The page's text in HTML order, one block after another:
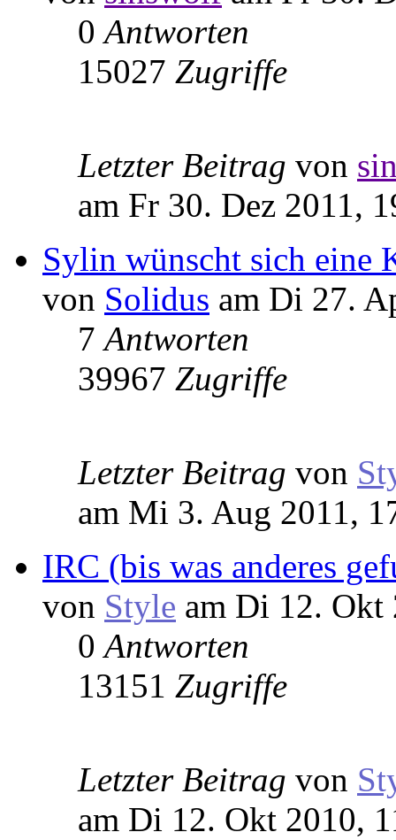
0Antworten
15027 Zugriffe
Letzter Beitrag von
am Fr 30. Dez 2011,
Sylin wünscht sich eine
von Solidus am Di 27.
7Antworten
39967 Zugriffe
Letzter Beitrag von
am Mi 3. Aug 2011,
IRC (bis was anderes
von Style am Di 12. Okt
0Antworten
13151 Zugriffe
Letzter Beitrag von
am Di 12. Okt 2010,